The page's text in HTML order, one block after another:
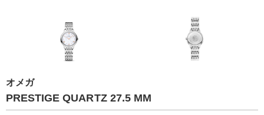
オメガ
PRESTIG E QUARTZ 27.5 M M